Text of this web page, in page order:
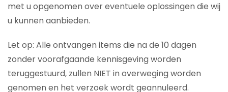
met u opgenomen over eventuele oplossingen die wij
u kunnen aanbieden.
Let op: Alle ontvangen items die na de 10 dagen
zonder voorafgaande kennisgeving worden
teruggestuurd, zullen NIET in overweging worden
genomen en het verzoek wordt geannuleerd.